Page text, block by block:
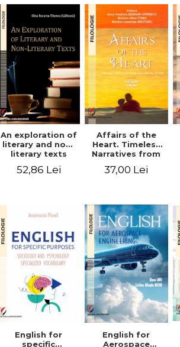
An exploration of
literary and non-
literary texts
52,86 Lei
Affairs of the
Heart. Timeless
Narratives from
World. Volume
37,00 Lei
English for
specific
English for
Aerospace